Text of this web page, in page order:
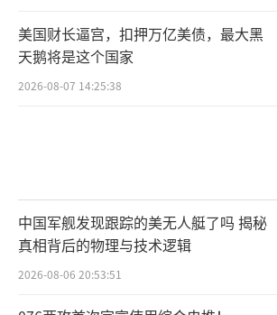
美国财长逼宫，扣押万亿美债，最大黑
天鹅将是这个国家
2026-08-07 14:25:38
中国军舰发现跟踪的美无人艇了吗 揭秘
真相背后的物理与技术逻辑
2026-08-06 20:53:51